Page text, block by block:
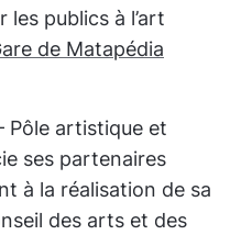
publics à l’art
de Matapédia
Pôle artistique et
ses partenaires
à la réalisation de sa
des arts et des